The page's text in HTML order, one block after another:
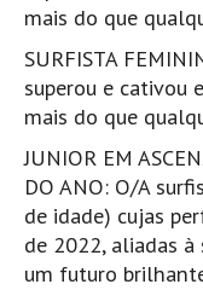
ERICEIRA HD
Ericeira - Ribeira D'Ilhas HD
Boardriders Ericeira HD
Ericeira Praias Sul HD
Foz do Lizandro
Praia Grande HD
mais do que
SURFISTA
superou e cativou
mais do que
JUNIOR EM
DO ANO: O/A
de idade) cujas
de 2022, aliadas
um futuro